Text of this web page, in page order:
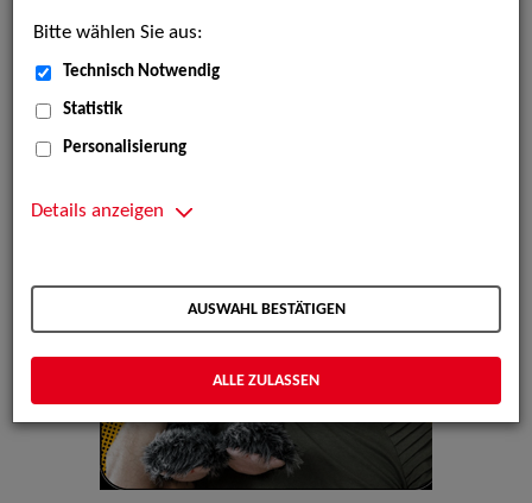
Bitte wählen Sie aus:
Technisch Notwendig
Statistik
Personalisierung
Details anzeigen
AUSWAHL BESTÄTIGEN
ALLE ZULASSEN